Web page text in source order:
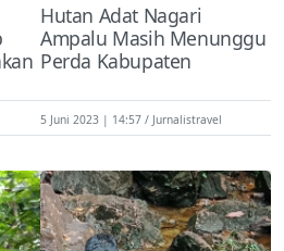
Hutan Adat Nagari
Ampalu Masih Menunggu
Perda Kabupaten
5 Juni 2023 | 14:57 Jurnalistravel